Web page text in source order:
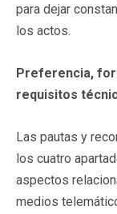
para dejar
los actos.
Preferencia,
requisitos
Las pautas y
los cuatro
aspectos
medios